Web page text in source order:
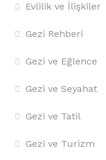
Evlilik ve İlişkiler
Gezi Rehberi
Gezi ve Eğlence
Gezi ve Seyahat
Gezi ve Tatil
Gezi ve Turizm